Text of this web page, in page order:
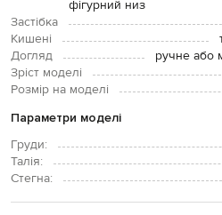
фігурний низ
Застібка
Кишені
Догляд
ручне або
Зріст моделі
Розмір на моделі
Параметри моделі
Груди:
Талія:
Стегна: